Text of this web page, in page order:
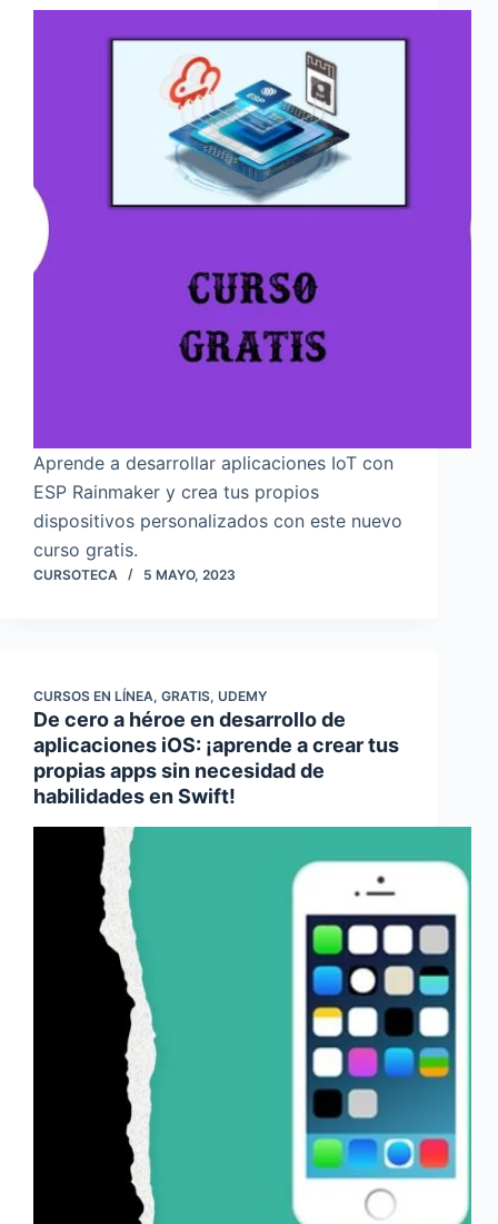
Aprende a desarrollar aplicaciones IoT con
ESP Rainmaker y crea tus propios
dispositivos personalizados con este nuevo
curso gratis.
CURSOTECA 5 MAYO, 2023
CURSOS EN LÍNEA, GRATIS, UDEMY
De cero a héroe en desarrollo de
aplicaciones iOS: ¡aprende a crear tus
propias apps sin necesidad de
habilidades en Swift!